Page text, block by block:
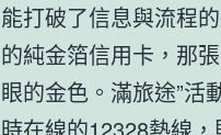
能打破了信息與流程
的純金箔信用卡，那
眼的金色。滿旅途”活